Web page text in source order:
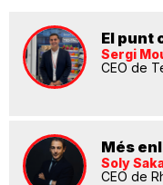
El punt
Sergi
CEO de
Més
Soly
CEO de